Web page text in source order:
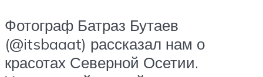
Фотограф Батраз Бутаев
(@itsbaaat) рассказал нам о
красотах Северной Осетии.